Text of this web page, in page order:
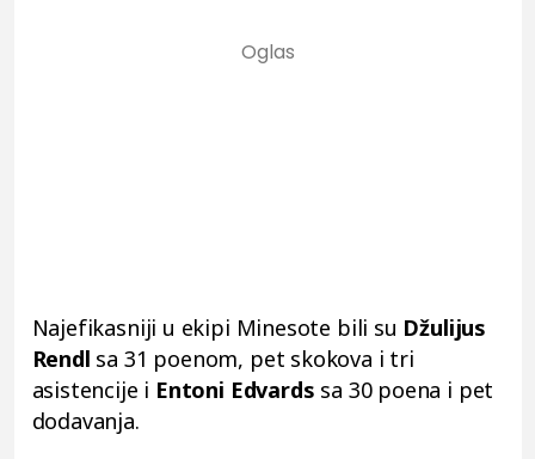
Najefikasniji u ekipi Minesote bili su Džulijus
Rendl sa 31 poenom, pet skokova i tri
asistencije i Entoni Edvards sa 30 poena i pet
dodavanja.